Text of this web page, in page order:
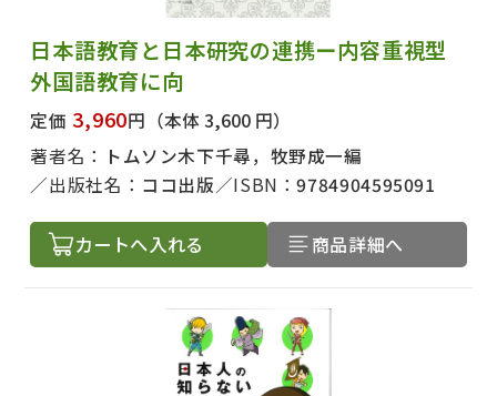
出版社名で絞り込む
著者名で絞り込む
絞り込む
日本語教育と日本研究の連携ー内容重視型
外国語教育に向
定価 3,960円 （本体 3,600 円）
著者名： トムソン木下千尋，牧野成一編
出版社名： ココ出版 ISBN：9784904595091
カートへ入れる 商品詳細へ